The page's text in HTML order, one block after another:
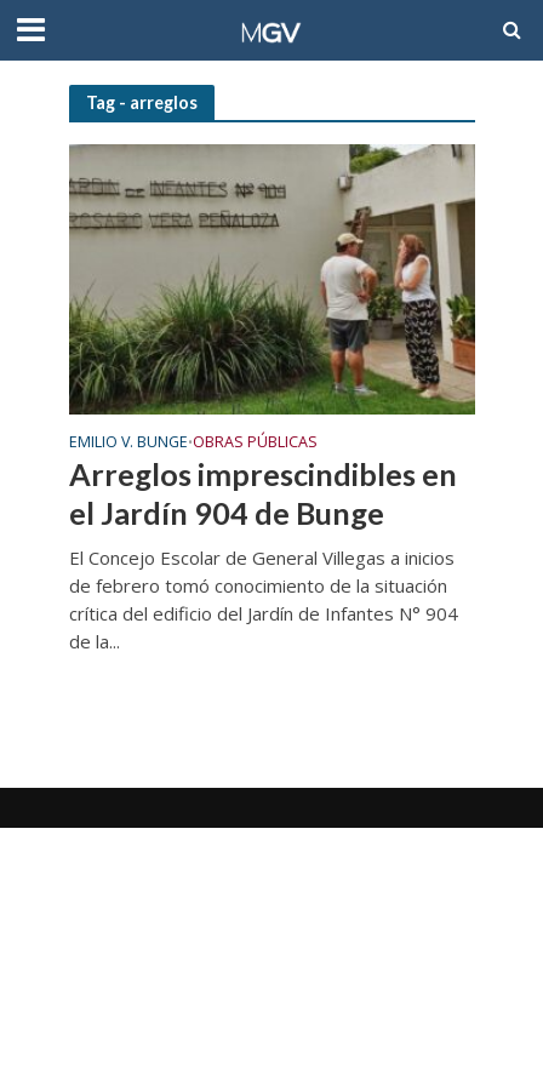
Tag - arreglos
EMILIO V. BUNGE•OBRAS PÚBLICAS
Arreglos imprescindibles en
el Jardín 904 de Bunge
El Concejo Escolar de General Villegas a inicios
de febrero tomó conocimiento de la situación
crítica del edificio del Jardín de Infantes N° 904
de la...